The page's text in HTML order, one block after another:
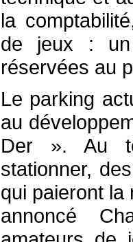
la
de jeux : un
réservées au
Le parking
au
Der ». Au
stationner,
qui paieront la
annoncé